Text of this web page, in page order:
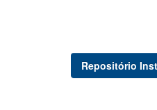
Repositório